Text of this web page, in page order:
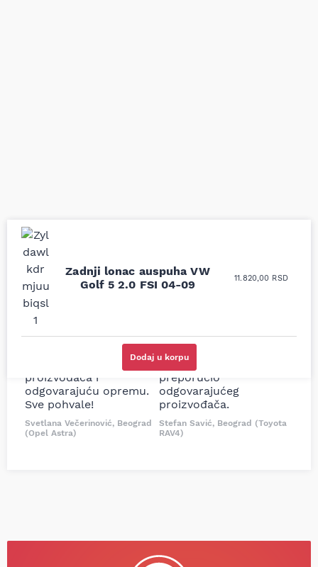
Zadnji lonac auspuha VW
Golf 5 2.0 FSI 04-09
11.820,00 RSD
Dodaj u korpu
Uporedila sam sve
moguće online
prodavnice auto delova
i definitivno najbolje
cene su ovde. Kupila
sam više puta auto
delove iz MD Auto. Uvek
dobra preporuka za
proizvođača i
odgovarajuću opremu.
Sve pohvale!
Svetlana Večerinović, Beograd
(Opel Astra)
Odlična usluga i
ljubazni prodavci.
potreban za moju
Tojotu, ali me je Miloš
podsetio, istražio i
preporučio
odgovarajućeg
proizvođača.
Stefan Savić, Beograd (Toyota
RAV4)